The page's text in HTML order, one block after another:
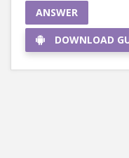
ANSWER
DOWNLOAD